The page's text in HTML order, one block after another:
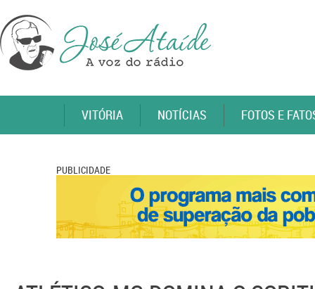
VITÓRIA NOTÍCIAS FOTOS E
PUBLICIDADE